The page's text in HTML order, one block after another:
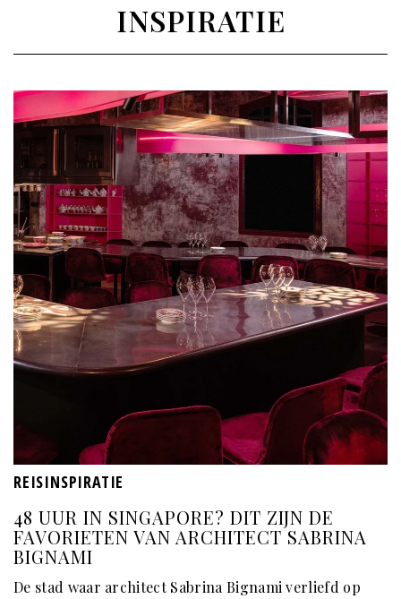
INSPIRATIE
REISINSPIRATIE
48 UUR IN SINGAPORE? DIT ZIJN DE
FAVORIETEN VAN ARCHITECT SABRINA
BIGNAMI
De stad waar architect Sabrina Bignami verliefd op